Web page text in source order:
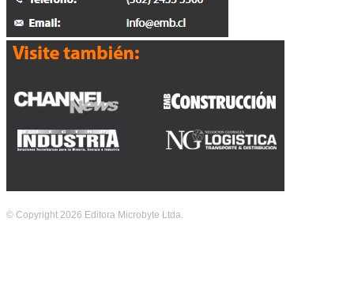
© Copyright 2026 Editora Microbyte Ltda.